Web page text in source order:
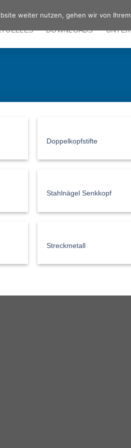
DOWNLOADS
Doppelkopfstifte
Stahlnägel Senkkopf
Streckmetall
weiter nutzen, gehen wir von